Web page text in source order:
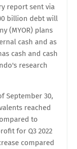
report sent via
billion debt will
(MYOR) plans
cash and as
cash and cash
research
September 30,
reached
to
for Q3 2022
compared